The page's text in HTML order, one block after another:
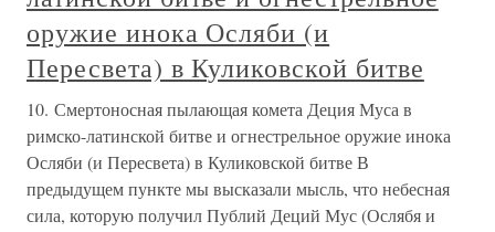
оружие инока Осляби (и
Пересвета) в Куликовской битве
10. Смертоносная пылающая комета Деция Муса в
римско-латинской битве и огнестрельное оружие инока
Осляби (и Пересвета) в Куликовской битве В
предыдущем пункте мы высказали мысль, что небесная
сила, которую получил Публий Деций Мус (Ослябя и